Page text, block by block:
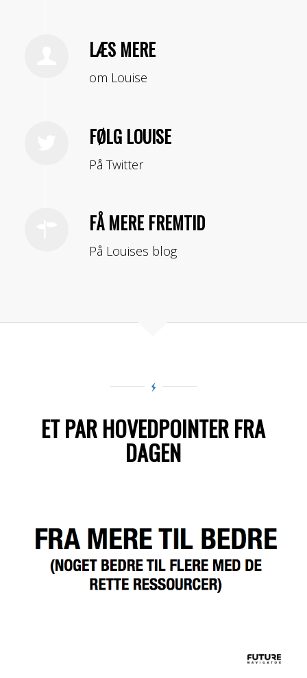
LÆS MERE
om Louise
FØLG LOUISE
På Twitter
FÅ MERE FREMTID
På Louises blog
ET PAR HOVEDPOINTER FRA
DAGEN